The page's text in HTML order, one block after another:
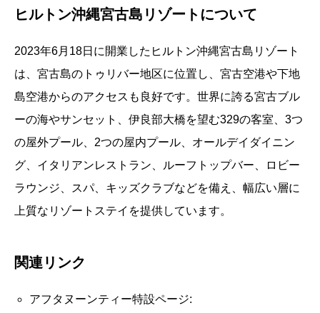
ヒルトン沖縄宮古島リゾートについて
2023年6月18日に開業したヒルトン沖縄宮古島リゾート
は、宮古島のトゥリバー地区に位置し、宮古空港や下地
島空港からのアクセスも良好です。世界に誇る宮古ブル
ーの海やサンセット、伊良部大橋を望む329の客室、3つ
の屋外プール、2つの屋内プール、オールデイダイニン
グ、イタリアンレストラン、ルーフトップバー、ロビー
ラウンジ、スパ、キッズクラブなどを備え、幅広い層に
上質なリゾートステイを提供しています。
関連リンク
アフタヌーンティー特設ページ: